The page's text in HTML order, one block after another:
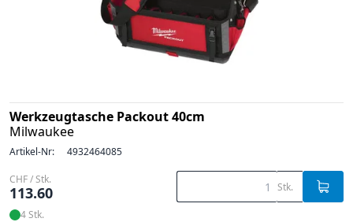
Werkzeugtasche Packout 40cm
Milwaukee
Artikel-Nr: 4932464085
CHF / Stk.
113.60 Stk.
4 Stk.